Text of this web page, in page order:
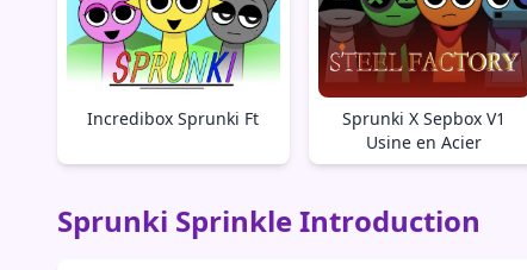
Incredibox Sprunki Ft
Sprunki X Sepbox V1
Usine en Acier
Sprunki Sprinkle Introduction